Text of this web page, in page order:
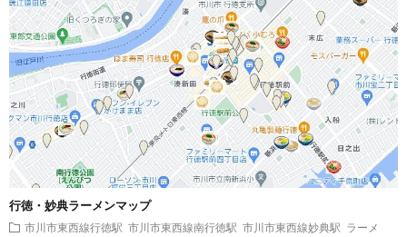
行徳・妙典ラーメンマップ
市川市東西線行徳駅 市川市東西線南行徳駅 市川市東西線妙典駅
ラーメ